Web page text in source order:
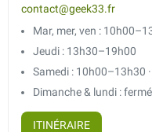
contact@geek33.fr
Mar, mer, ven :
Jeudi : 13h30–19h00
Samedi : 10h00–13h30
Dimanche & lundi : fermé
ITINÉRAIRE